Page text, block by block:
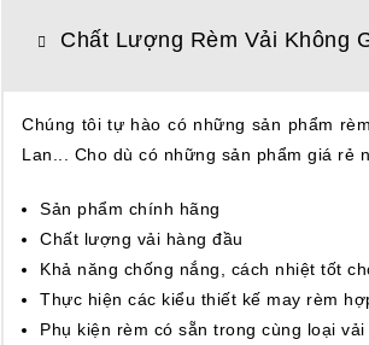
Chất Lượng Rèm Vải Không
Chúng tôi tự hào có những sản phẩm
Lan... Cho dù có những sản phẩm giá rẻ
Sản phẩm chính hãng
Chất lượng vải hàng đầu
Khả năng chống nắng, cách nhiệt tốt
Thực hiện các kiểu thiết kế may rèm
Phụ kiện rèm có sẵn trong cùng loại vải